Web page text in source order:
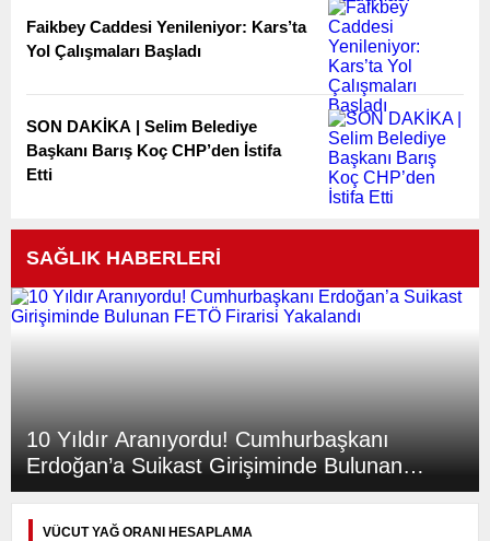
Faikbey Caddesi Yenileniyor: Kars’ta
Yol Çalışmaları Başladı
SON DAKİKA | Selim Belediye
Başkanı Barış Koç CHP’den İstifa
Etti
SAĞLIK HABERLERİ
10 Yıldır Aranıyordu! Cumhurbaşkanı
Erdoğan’a Suikast Girişiminde Bulunan
FETÖ Firarisi Yakalandı
VÜCUT YAĞ ORANI HESAPLAMA